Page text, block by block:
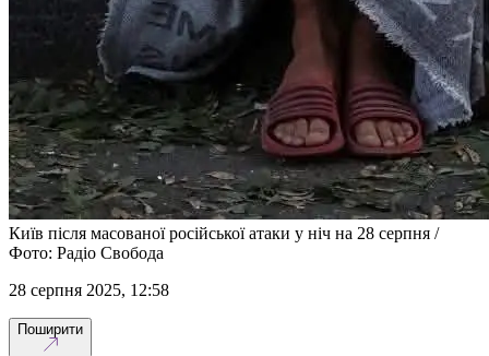
Київ після масованої російської атаки у ніч на 28 серпня /
Фото: Радіо Свобода
28 серпня 2025, 12:58
Поширити